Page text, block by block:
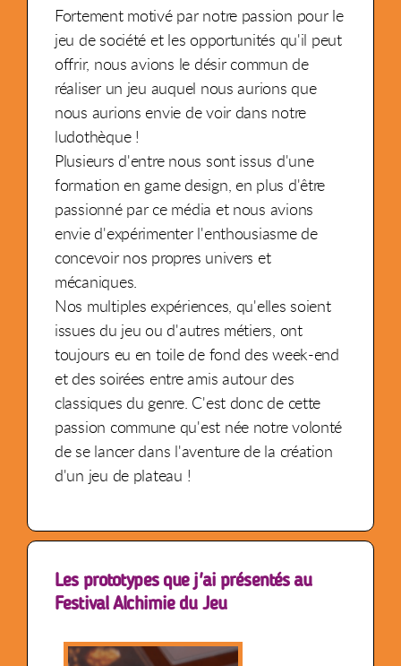
Fortement motivé par notre passion pour le
jeu de société et les opportunités qu'il peut
offrir, nous avions le désir commun de
réaliser un jeu auquel nous aurions que
nous aurions envie de voir dans notre
ludothèque !
Plusieurs d'entre nous sont issus d'une
formation en game design, en plus d'être
passionné par ce média et nous avions
envie d'expérimenter l'enthousiasme de
concevoir nos propres univers et
mécaniques.
Nos multiples expériences, qu'elles soient
issues du jeu ou d'autres métiers, ont
toujours eu en toile de fond des week-end
et des soirées entre amis autour des
classiques du genre. C'est donc de cette
passion commune qu'est née notre volonté
de se lancer dans l'aventure de la création
d'un jeu de plateau !
Les prototypes que j'ai présentés au
Festival Alchimie du Jeu